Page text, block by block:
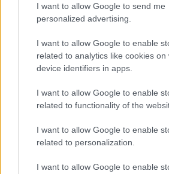
I want to allow Google to send me
personalized advertising.
I want to allow Google to enable
related to analytics like cookies on
device identifiers in apps.
I want to allow Google to enable
related to functionality of the
I want to allow Google to enable
related to personalization.
I want to allow Google to enable